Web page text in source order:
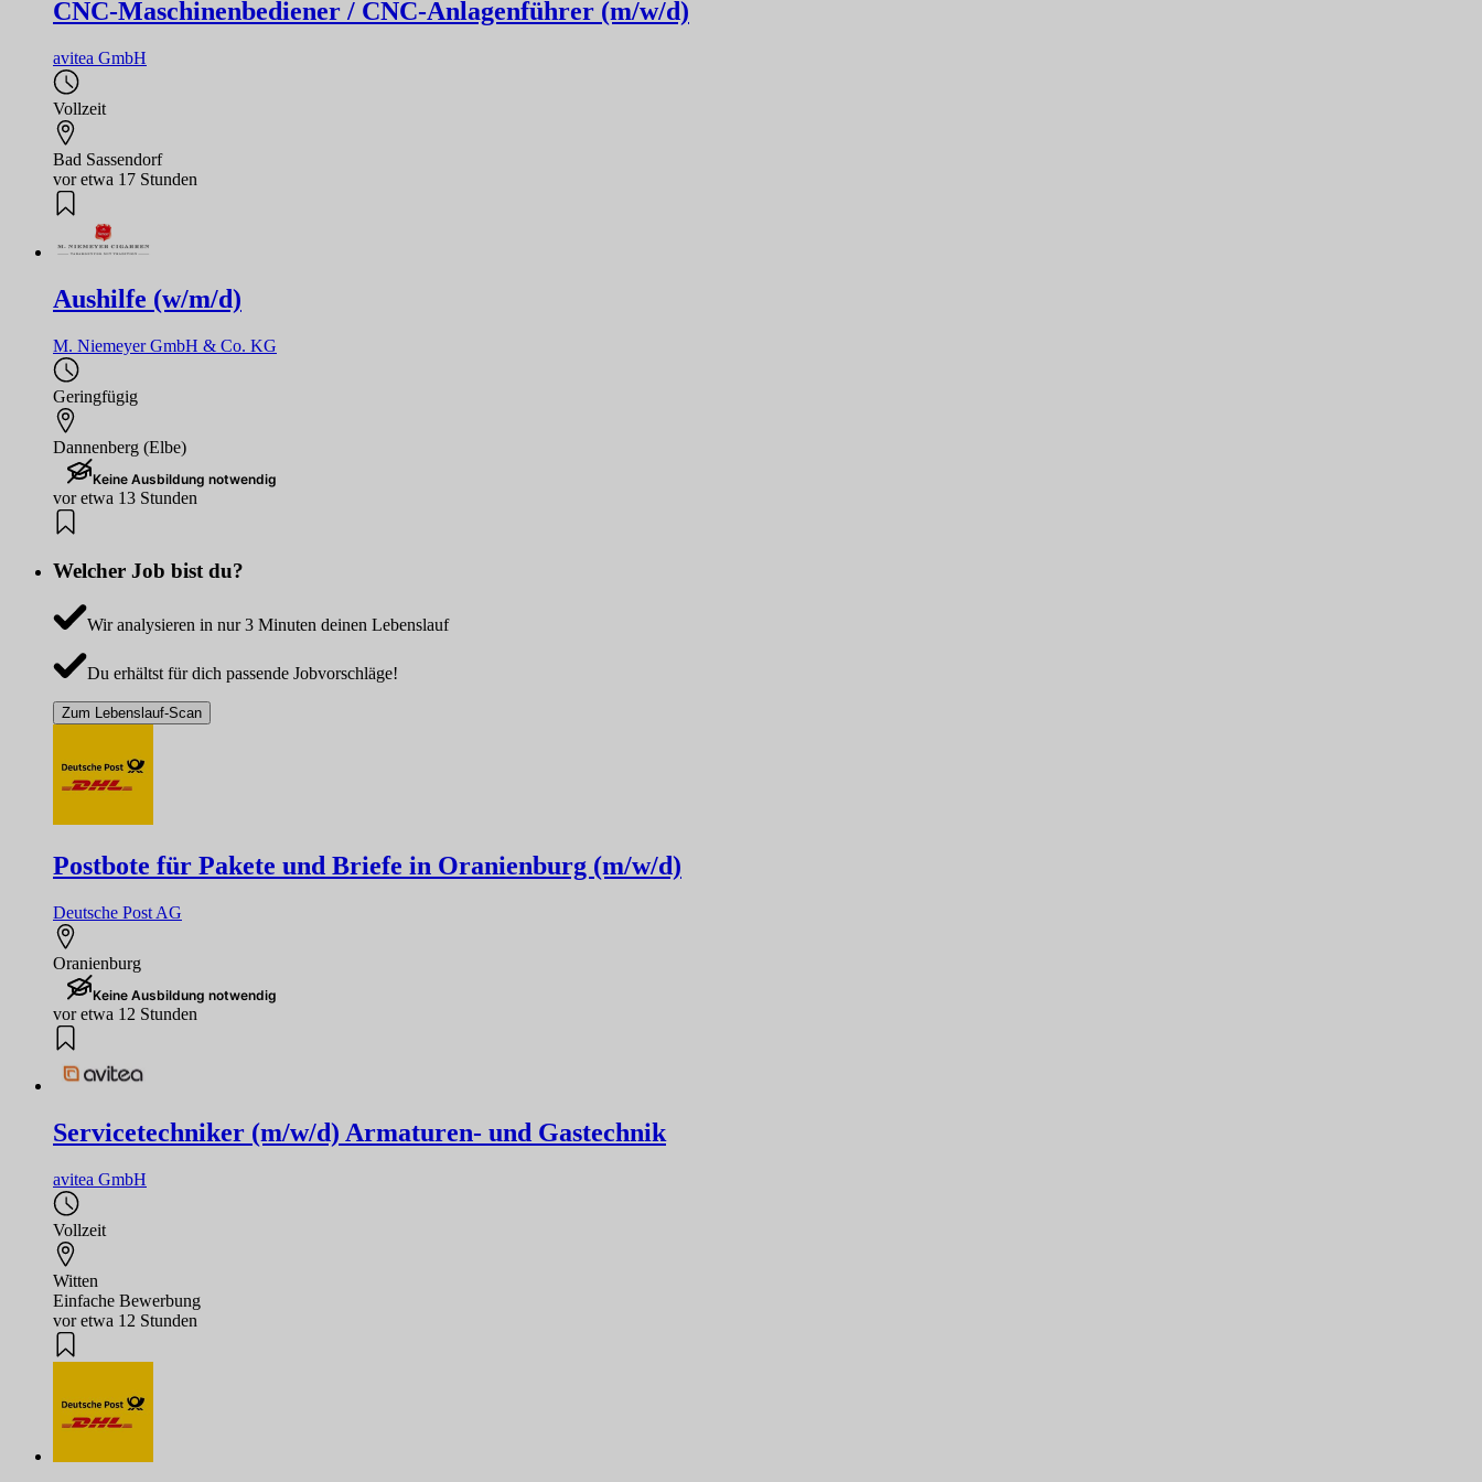
CNC-Maschinenbediener / CNC-Anlagenführer (m/w/d)
avitea GmbH
Vollzeit
Bad Sassendorf
vor etwa 17 Stunden
Aushilfe (w/m/d)
M. Niemeyer GmbH & Co. KG
Geringfügig
Dannenberg (Elbe)
Keine Ausbildung notwendig
vor etwa 13 Stunden
Welcher Job bist du?
Wir analysieren in nur 3 Minuten deinen Lebenslauf
Du erhältst für dich passende Jobvorschläge!
Zum Lebenslauf-Scan
Postbote für Pakete und Briefe in Oranienburg (m/w/d)
Deutsche Post AG
Oranienburg
Keine Ausbildung notwendig
vor etwa 12 Stunden
Servicetechniker (m/w/d) Armaturen- und Gastechnik
avitea GmbH
Vollzeit
Witten
Einfache Bewerbung
vor etwa 12 Stunden